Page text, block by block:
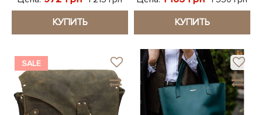
КУПИТЬ КУПИТЬ
SALE